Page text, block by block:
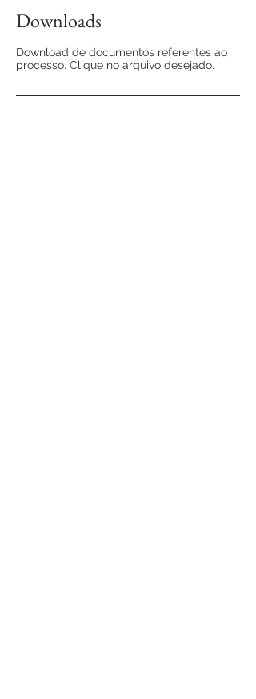
Downloads
Download de documentos referentes ao
processo. Clique no arquivo desejado.